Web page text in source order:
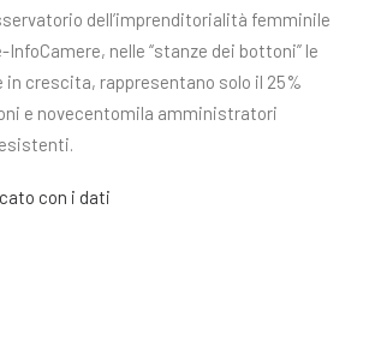
dell’imprenditorialità femminile
InfoCamere, nelle “stanze dei bottoni” le
in crescita, rappresentano solo il 25%
e novecentomila amministratori
con i dati